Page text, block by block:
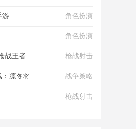
游 角色扮演
角色扮演
战王者 枪战射击
凛冬将至 战争策略
枪战射击